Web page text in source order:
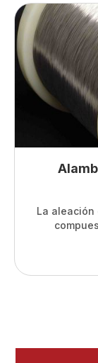
La aleación